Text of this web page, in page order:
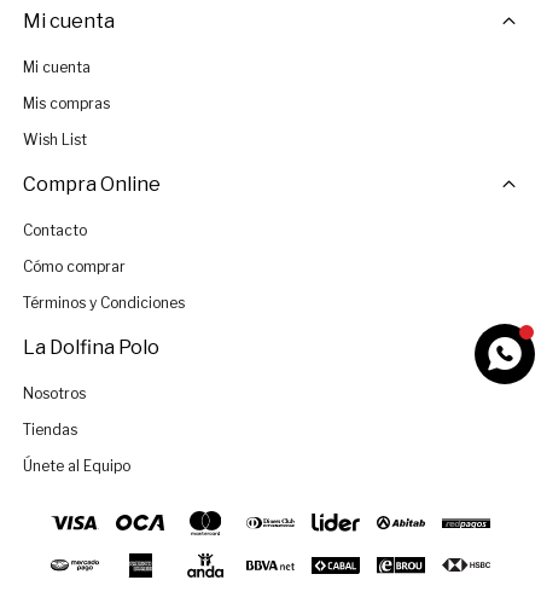
Mi cuenta
Mi cuenta
Mis compras
Wish List
Compra Online
Contacto
Cómo comprar
Términos y Condiciones
La Dolfina Polo
Nosotros
Tiendas
Únete al Equipo